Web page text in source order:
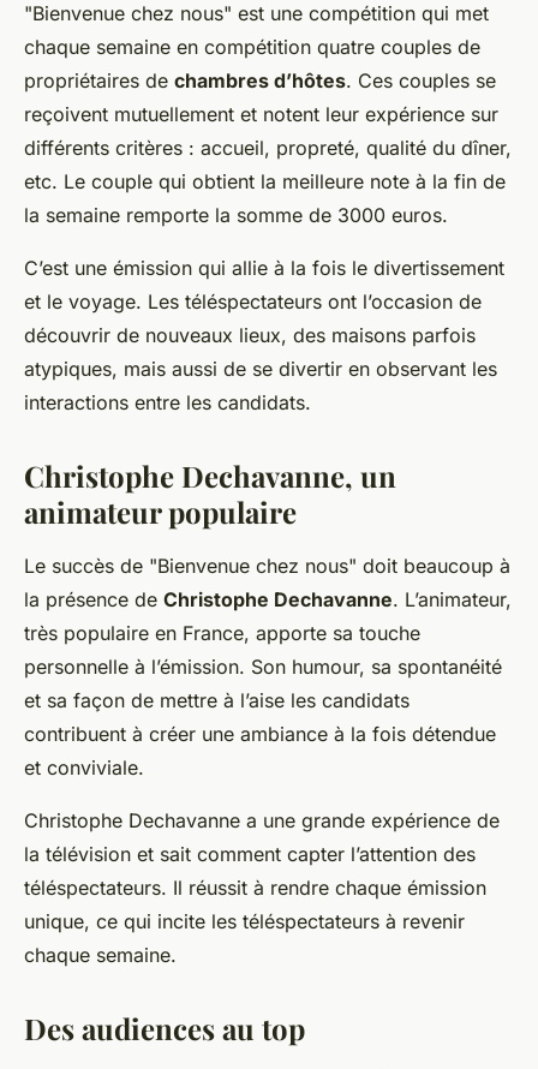
"Bienvenue chez nous" est une compétition qui met
chaque semaine en compétition quatre couples de
propriétaires de chambres d’hôtes. Ces couples se
reçoivent mutuellement et notent leur expérience sur
différents critères : accueil, propreté, qualité du dîner,
etc. Le couple qui obtient la meilleure note à la fin de
la semaine remporte la somme de 3000 euros.
C’est une émission qui allie à la fois le divertissement
et le voyage. Les téléspectateurs ont l’occasion de
découvrir de nouveaux lieux, des maisons parfois
atypiques, mais aussi de se divertir en observant les
interactions entre les candidats.
Christophe Dechavanne, un
animateur populaire
Le succès de "Bienvenue chez nous" doit beaucoup à
la présence de Christophe Dechavanne. L’animateur,
très populaire en France, apporte sa touche
personnelle à l’émission. Son humour, sa spontanéité
et sa façon de mettre à l’aise les candidats
contribuent à créer une ambiance à la fois détendue
et conviviale.
Christophe Dechavanne a une grande expérience de
la télévision et sait comment capter l’attention des
téléspectateurs. Il réussit à rendre chaque émission
unique, ce qui incite les téléspectateurs à revenir
chaque semaine.
Des audiences au top